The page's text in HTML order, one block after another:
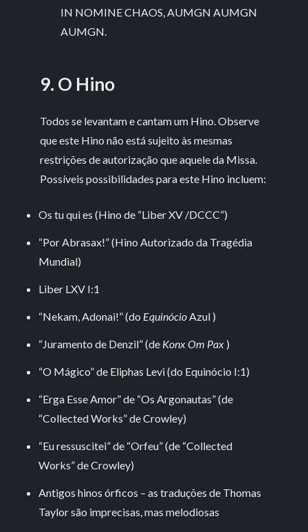
IN NOMINE CHAOS, AUMGN AUMGN
AUMGN.
9. O Hino
Todos se levantam e cantam um Hino. Observe
que este Hino não está sujeito às mesmas
restrições de autorização que aquele da Missa.
Possíveis possibilidades para este Hino incluem:
Os tu qui es (Hino de “Liber XV /DCCC”)
“Por Abrasax!” (Hino Autorizado da Tragédia
Mundial)
Liber LXV I:1
“Nekam, Adonai!” (do EquinócioAzul )
“Juramento de Denzil” (de Konx Om Pax )
“O Mágico” de Eliphas Levi (do Equinócio I:1)
“Erga Esse Amor” de “Os Argonautas” (de
“Collected Works” de Crowley)
“Eu ressuscitei” de “Orfeu” (de “Collected
Works” de Crowley)
Antigos hinos órficos – as traduções de Thomas
Taylor são imprecisas, mas melodiosas